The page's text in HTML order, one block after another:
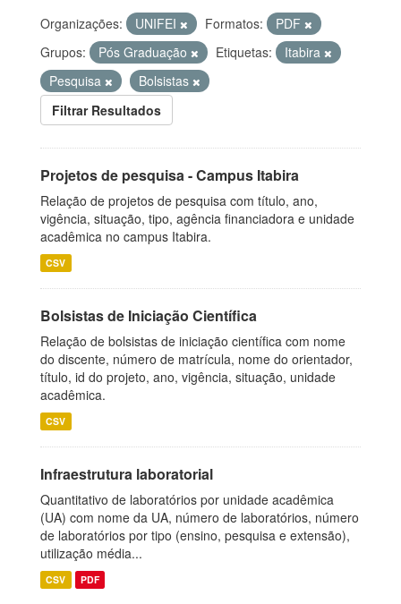
Organizações: UNIFEI Formatos:
PDF
Grupos:
Pós Graduação Etiquetas:
Itabira
Pesquisa
Bolsistas
Filtrar Resultados
Projetos de pesquisa - Campus Itabira
Relação de projetos de pesquisa com título, ano,
vigência, situação, tipo, agência financiadora e unidade
acadêmica no campus Itabira.
CSV
Bolsistas de Iniciação Científica
Relação de bolsistas de iniciação científica com nome
do discente, número de matrícula, nome do orientador,
título, id do projeto, ano, vigência, situação, unidade
acadêmica.
CSV
Infraestrutura laboratorial
Quantitativo de laboratórios por unidade acadêmica
(UA) com nome da UA, número de laboratórios, número
de laboratórios por tipo (ensino, pesquisa e extensão),
utilização média...
CSV PDF